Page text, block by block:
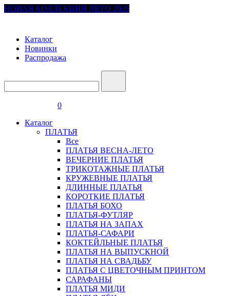
НОВАЯ КОЛЛЕКЦИЯ ЛЕТО 2026
Каталог
Новинки
Распродажа
0
Каталог
ПЛАТЬЯ
Все
ПЛАТЬЯ ВЕСНА-ЛЕТО
ВЕЧЕРНИЕ ПЛАТЬЯ
ТРИКОТАЖНЫЕ ПЛАТЬЯ
КРУЖЕВНЫЕ ПЛАТЬЯ
ДЛИННЫЕ ПЛАТЬЯ
КОРОТКИЕ ПЛАТЬЯ
ПЛАТЬЯ БОХО
ПЛАТЬЯ-ФУТЛЯР
ПЛАТЬЯ НА ЗАПАХ
ПЛАТЬЯ-САФАРИ
КОКТЕЙЛЬНЫЕ ПЛАТЬЯ
ПЛАТЬЯ НА ВЫПУСКНОЙ
ПЛАТЬЯ НА СВАДЬБУ
ПЛАТЬЯ С ЦВЕТОЧНЫМ ПРИНТОМ
САРАФАНЫ
ПЛАТЬЯ МИДИ